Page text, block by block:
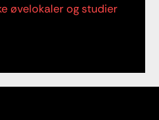
øvelokaler og studier